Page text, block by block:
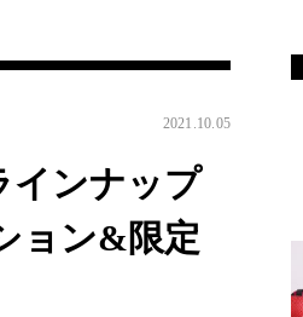
2021.10.05
インナップ
ョン&限定